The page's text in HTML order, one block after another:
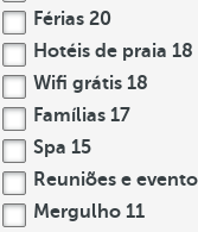
Férias 20
Hotéis de praia 18
Wifi grátis 18
Famílias 17
Spa 15
Reuniões e
Mergulho 11